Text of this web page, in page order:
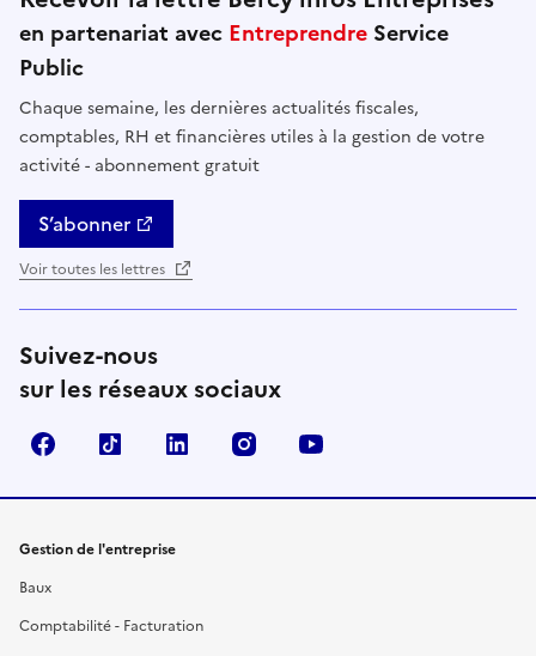
en partenariat avec Entreprendre Service
Public
Chaque semaine, les dernières actualités fiscales,
comptables, RH et financières utiles à la gestion de votre
activité - abonnement gratuit
S’abonner
Voir toutes les lettres
Suivez-nous
sur les réseaux sociaux
FacebookTikTok Linkedin Instagram
Gestion de l'entreprise
Baux
Comptabilité - Facturation